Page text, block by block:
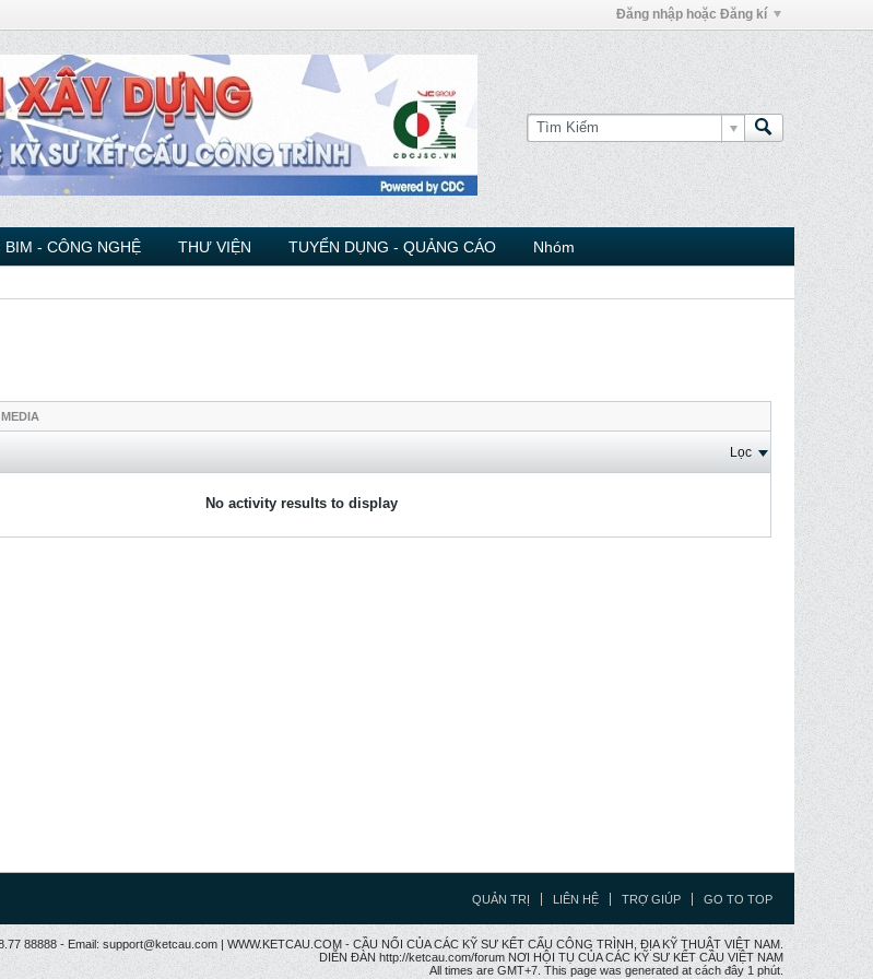
Đăng nhập hoặc Đăng kí
BIM - CÔNG NGHỆ THƯ VIỆN TUYỂN DỤNG - QUẢNG CÁO Nhóm
MEDIA
Lọc
No activity results to display
QUẢN TRỊ LIÊN HỆ TRỢ GIÚP GO TO TOP
88888 - Email: support@ketcau.com | WWW.KETCAU.COM - CẦU NỐI CỦA CÁC KỸ SƯ KẾT CẤU CÔNG TRÌNH, ĐỊA KỸ THUẬT VIỆT NAM.
DIỄN ĐÀN http://ketcau.com/forum NƠI HỘI TỤ CỦA CÁC KỸ SƯ KẾT CÂU VIỆT NAM
All times are GMT+7. This page was generated at cách đây 1 phút.